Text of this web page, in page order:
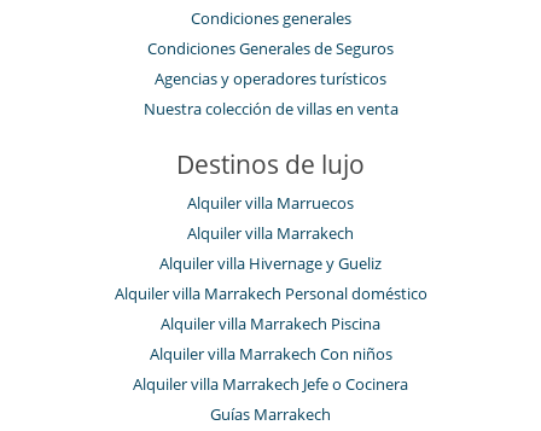
Condiciones generales
Condiciones Generales de Seguros
Agencias y operadores turísticos
Nuestra colección de villas en venta
Destinos de lujo
Alquiler villa Marruecos
Alquiler villa Marrakech
Alquiler villa Hivernage y Gueliz
Alquiler villa Marrakech Personal doméstico
Alquiler villa Marrakech Piscina
Alquiler villa Marrakech Con niños
Alquiler villa Marrakech Jefe o Cocinera
Guías Marrakech